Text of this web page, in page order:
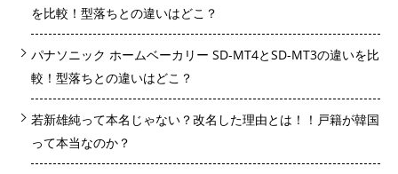
を比較！型落ちとの違いはどこ？
パナソニック ホームベーカリー SD-MT4とSD-MT3の違いを比
較！型落ちとの違いはどこ？
若新雄純って本名じゃない？改名した理由とは！！戸籍が韓国
って本当なのか？